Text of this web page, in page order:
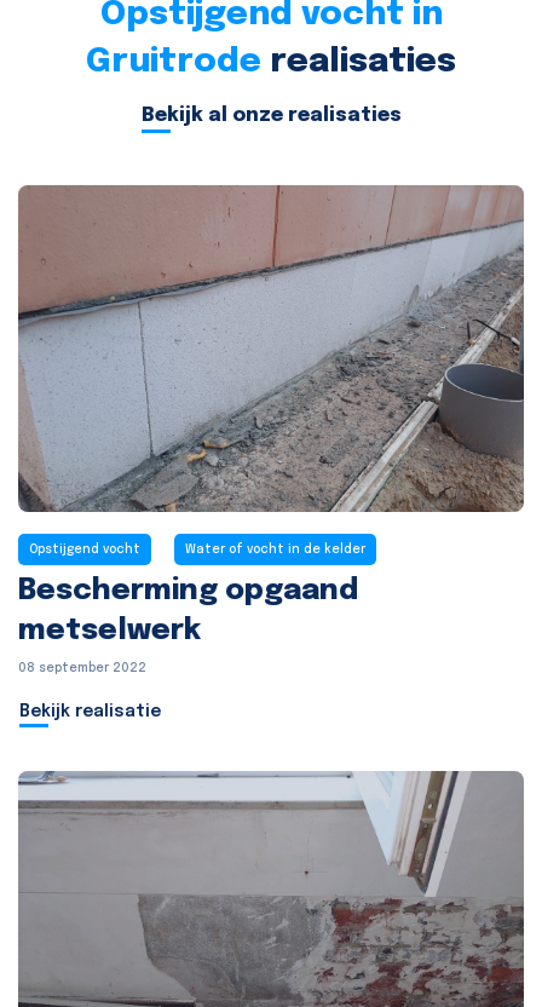
Opstijgend vocht in
Gruitrode realisaties
Bekijk al onze realisaties
Opstijgend vocht Water of vocht in de kelder
Bescherming opgaand
metselwerk
08 september 2022
Bekijk realisatie